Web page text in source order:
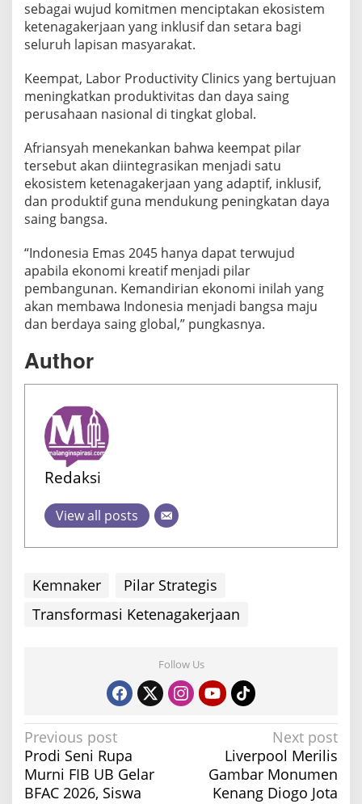
sebagai wujud komitmen menciptakan ekosistem
ketenagakerjaan yang inklusif dan setara bagi
seluruh lapisan masyarakat.
Keempat, Labor Productivity Clinics yang bertujuan
meningkatkan produktivitas dan daya saing
perusahaan nasional di tingkat global.
Afriansyah menekankan bahwa keempat pilar
tersebut akan diintegrasikan menjadi satu
ekosistem ketenagakerjaan yang adaptif, inklusif,
dan produktif guna mendukung peningkatan daya
saing bangsa.
“Indonesia Emas 2045 hanya dapat terwujud
apabila ekonomi kreatif menjadi pilar
pembangunan. Kemandirian ekonomi inilah yang
akan membawa Indonesia menjadi bangsa maju
dan berdaya saing global,” pungkasnya.
Author
Redaksi
View all posts
Kemnaker
Pilar Strategis
Transformasi Ketenagakerjaan
Follow Us
P
o
s
Previous post
Prodi Seni Rupa
Murni FIB UB Gelar
BFAC 2026, Siswa
Next post
Liverpool Merilis
Gambar Monumen
Kenang Diogo Jota